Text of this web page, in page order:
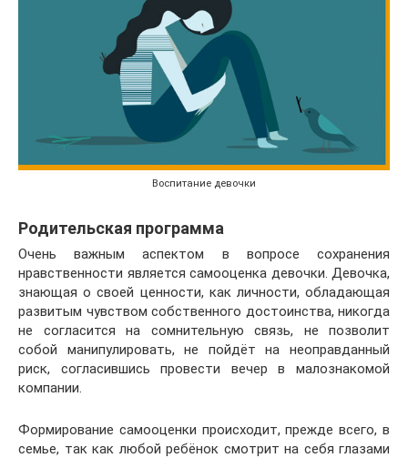
Воспитание девочки
Родительская программа
Очень важным аспектом в вопросе сохранения
нравственности является самооценка девочки. Девочка,
знающая о своей ценности, как личности, обладающая
развитым чувством собственного достоинства, никогда
не согласится на сомнительную связь, не позволит
собой манипулировать, не пойдёт на неоправданный
риск, согласившись провести вечер в малознакомой
компании.
Формирование самооценки происходит, прежде всего, в
семье, так как любой ребёнок смотрит на себя глазами